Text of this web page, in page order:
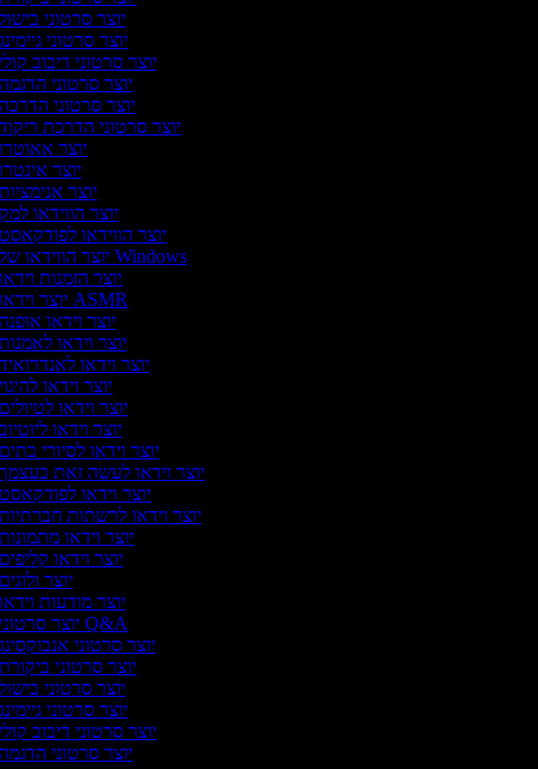
יוצר סרטוני
יוצר סרטוני
יוצר סרטוני דיבוב
יוצר סרטוני
יוצר סרטוני
יוצר סרטוני הדרכת
יוצר
יוצר
יוצר
יוצר הווידאו
יוצר הווידאו
יוצר הווידאו של Windows
יוצר הזמנות
יוצר וידאו ASMR
יוצר וידאו
יוצר וידאו
יוצר וידאו
יוצר וידאו
יוצר וידאו
יוצר וידאו
יוצר וידאו לסיורי
יוצר וידאו לעשה זאת
יוצר וידאו
יוצר וידאו לרשתות
יוצר וידאו
יוצר וידאו
יוצר
יוצר מודעות
יוצר סרטוני Q&A
יוצר סרטוני
יוצר סרטוני
יוצר סרטוני
יוצר סרטוני
יוצר סרטוני דיבוב
יוצר סרטוני